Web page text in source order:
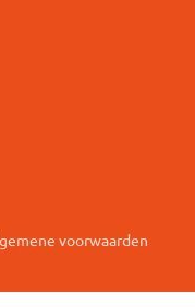
voorwaarden